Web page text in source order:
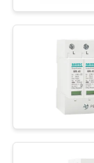
HUBUNGI
SEMUA